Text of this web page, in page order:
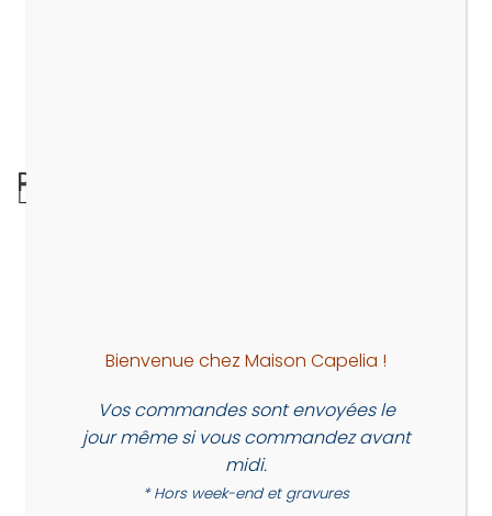
PRÉC.
Bienvenue chez Maison Capelia !
Vos commandes sont envoyées le
jour même si vous commandez avant
midi.
* Hors week-end et gravures